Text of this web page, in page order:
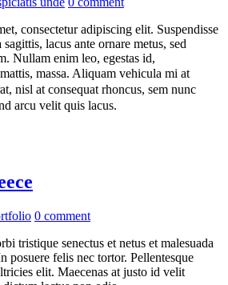
consectetur adipiscing elit. Suspendisse
lacus ante ornare metus, sed
Nullam enim leo, egestas id,
massa. Aliquam vehicula mi at
nisl at consequat rhoncus, sem nunc
arcu velit quis lacus.
0 comment
tristique senectus et netus et malesuada
posuere felis nec tortor. Pellentesque
elit. Maecenas at justo id velit